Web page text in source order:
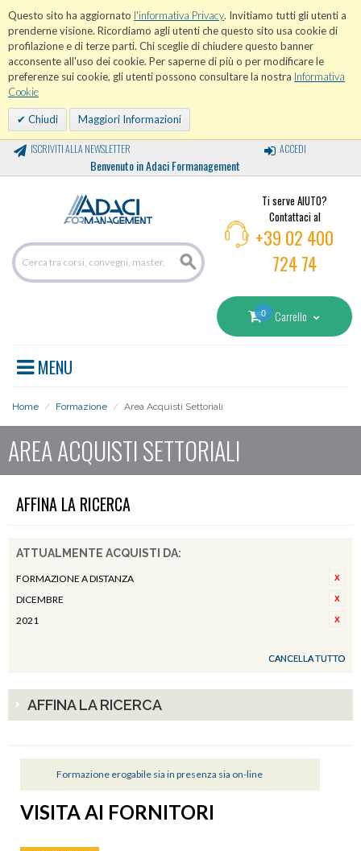
Questo sito ha aggiornato l'informativa Privacy. Invitiamo tutti gli utenti a
prenderne visione. Ricordiamo agli utenti che questo sito usa cookie di
profilazione e di terze parti. Chi sceglie di chiudere questo banner
acconsente all'uso dei cookie. Per saperne di più o per modificare le
preferenze sui cookie, gli utenti possono consultare la nostra Informativa
Cookie
Chiudi Maggiori Informazioni
ISCRIVITI ALLA NEWSLETTER
Benvenuto in Adaci Formanagement
ACCEDI
Ti serve AIUTO?
Contattaci al
+39 02 400
724 74
0 Carrello
MENU
Home / Formazione / Area Acquisti Settoriali
AREA ACQUISTI SETTORIALI
AFFINA LA RICERCA
ATTUALMENTE ACQUISTI DA:
FORMAZIONE A DISTANZA
DICEMBRE
2021
CANCELLA TUTTO
AFFINA LA RICERCA
Formazione erogabile sia in presenza sia on-line
VISITA AI FORNITORI